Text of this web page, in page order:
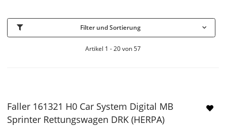
Filter und Sortierung
Artikel 1 - 20 von 57
Faller 161321 H0 Car System Digital MB
Sprinter Rettungswagen DRK (HERPA)